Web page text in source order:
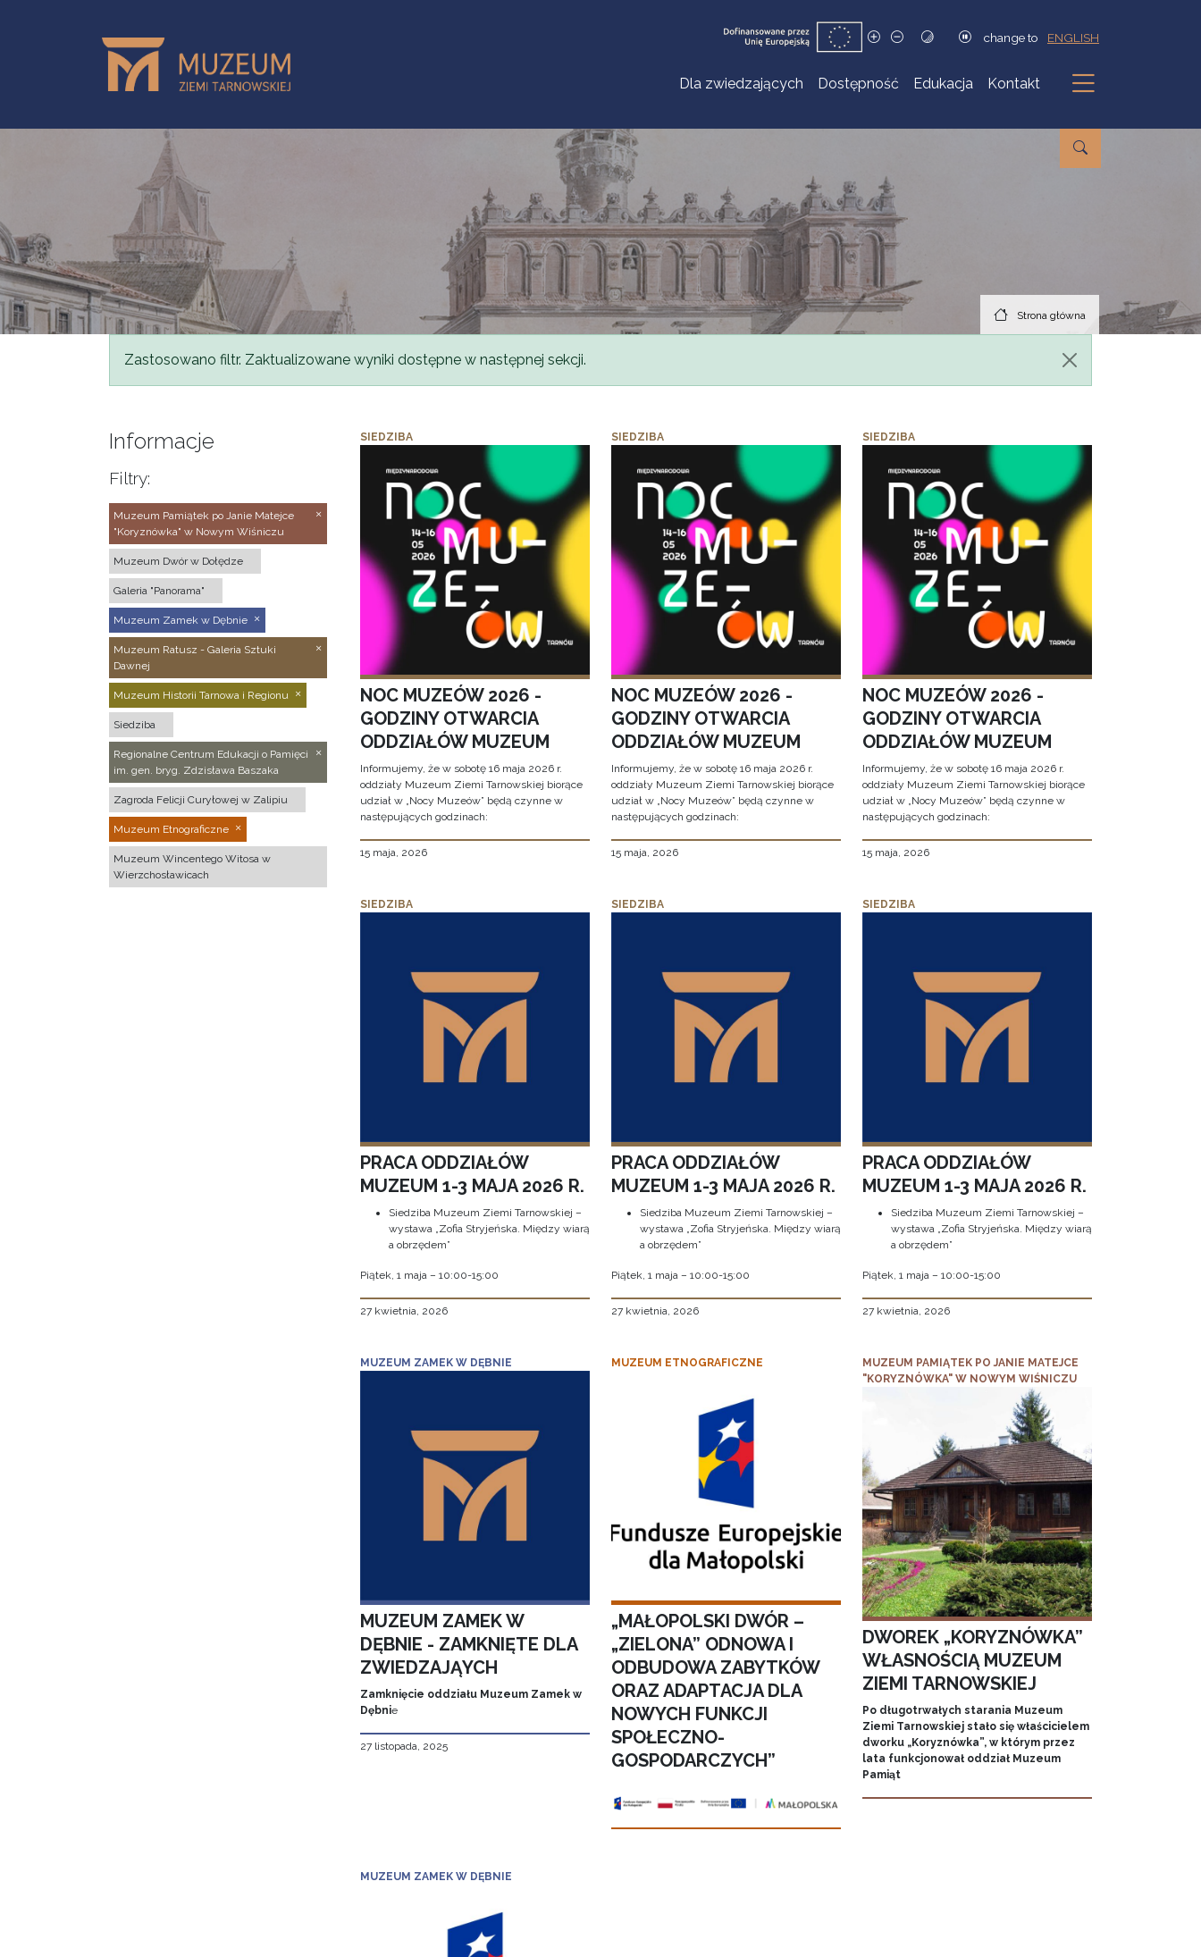
change to ENGLISH
Dla zwiedzających Dostępność Edukacja Kontakt
Podmenu
Strona główna
Komunikat
Zastosowano filtr. Zaktualizowane wyniki dostępne w następnej sekcji.
Informacje
Filtry:
Muzeum Pamiątek po Janie Matejce
"Koryznówka" w Nowym Wiśniczu
Muzeum Dwór w Dołędze
Galeria "Panorama"
Muzeum Zamek w Dębnie
Muzeum Ratusz - Galeria Sztuki
Dawnej
Muzeum Historii Tarnowa i Regionu
Siedziba
Regionalne Centrum Edukacji o Pamięci
im. gen. bryg. Zdzisława Baszaka
Zagroda Felicji Curyłowej w Zalipiu
Muzeum Etnograficzne
Muzeum Wincentego Witosa w
Wierzchosławicach
SIEDZIBA
NOC MUZEÓW 2026 -
GODZINY OTWARCIA
ODDZIAŁÓW MUZEUM
Informujemy, że w sobotę 16 maja 2026 r.
oddziały Muzeum Ziemi Tarnowskiej biorące
udział w „Nocy Muzeów” będą czynne w
następujących godzinach:
15 maja, 2026
SIEDZIBA
NOC MUZEÓW 2026 -
GODZINY OTWARCIA
ODDZIAŁÓW MUZEUM
Informujemy, że w sobotę 16 maja 2026 r.
oddziały Muzeum Ziemi Tarnowskiej biorące
udział w „Nocy Muzeów” będą czynne w
następujących godzinach:
15 maja, 2026
SIEDZIBA
NOC MUZEÓW 2026 -
GODZINY OTWARCIA
ODDZIAŁÓW MUZEUM
Informujemy, że w sobotę 16 maja 2026 r.
oddziały Muzeum Ziemi Tarnowskiej biorące
udział w „Nocy Muzeów” będą czynne w
następujących godzinach:
15 maja, 2026
SIEDZIBA
PRACA ODDZIAŁÓW
MUZEUM 1-3 MAJA 2026 R.
Siedziba Muzeum Ziemi Tarnowskiej –
wystawa „Zofia Stryjeńska. Między wiarą
a obrzędem”
Piątek, 1 maja – 10:00-15:00
27 kwietnia, 2026
SIEDZIBA
PRACA ODDZIAŁÓW
MUZEUM 1-3 MAJA 2026 R.
Siedziba Muzeum Ziemi Tarnowskiej –
wystawa „Zofia Stryjeńska. Między wiarą
a obrzędem”
Piątek, 1 maja – 10:00-15:00
27 kwietnia, 2026
SIEDZIBA
PRACA ODDZIAŁÓW
MUZEUM 1-3 MAJA 2026 R.
Siedziba Muzeum Ziemi Tarnowskiej –
wystawa „Zofia Stryjeńska. Między wiarą
a obrzędem”
Piątek, 1 maja – 10:00-15:00
27 kwietnia, 2026
MUZEUM ZAMEK W DĘBNIE
MUZEUM ZAMEK W
DĘBNIE - ZAMKNIĘTE DLA
ZWIEDZAJĄYCH
Zamknięcie oddziału Muzeum Zamek w
Dębnie
27 listopada, 2025
MUZEUM ETNOGRAFICZNE
„MAŁOPOLSKI DWÓR –
„ZIELONA” ODNOWA I
ODBUDOWA ZABYTKÓW
ORAZ ADAPTACJA DLA
NOWYCH FUNKCJI
SPOŁECZNO-
GOSPODARCZYCH”
MUZEUM PAMIĄTEK PO JANIE MATEJCE
"KORYZNÓWKA" W NOWYM WIŚNICZU
DWOREK „KORYZNÓWKA”
WŁASNOŚCIĄ MUZEUM
ZIEMI TARNOWSKIEJ
Po długotrwałych starania Muzeum
Ziemi Tarnowskiej stało się właścicielem
dworku „Koryznówka”, w którym przez
lata funkcjonował oddział Muzeum
Pamiąt
MUZEUM ZAMEK W DĘBNIE